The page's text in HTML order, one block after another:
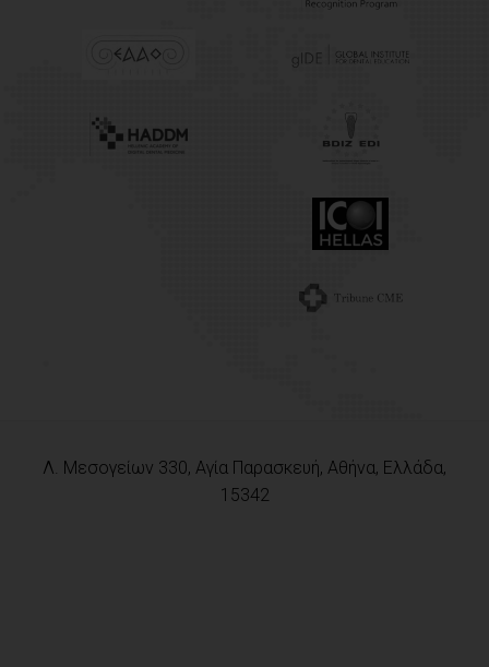
Λ. Μεσογείων 330, Αγία Παρασκευή, Αθήνα, Ελλάδα,
15342